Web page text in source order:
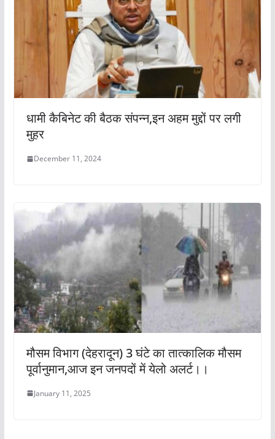
धामी कैबिनेट की बैठक संपन्न,इन अहम मुद्दों पर लगी
मुहर
December 11, 2024
मौसम विभाग (देहरादून) 3 घंटे का तात्कालिक मौसम
पूर्वानुमान,आज इन जनपदों में येलो अलर्ट।।
January 11, 2025